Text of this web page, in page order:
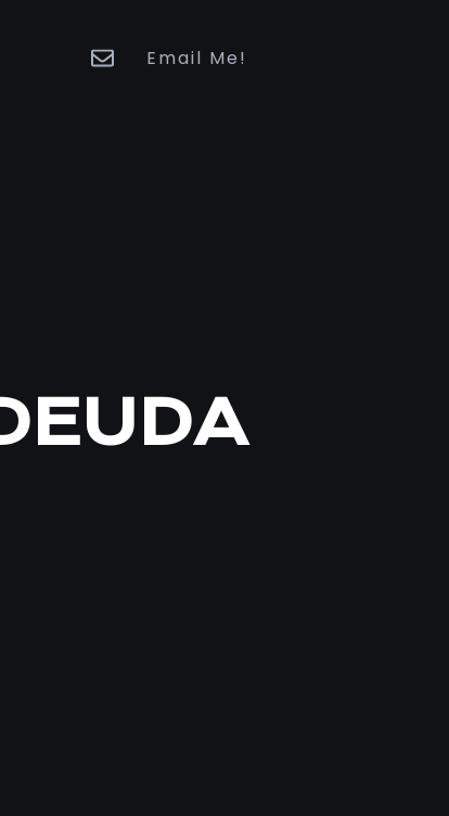
Email Me!